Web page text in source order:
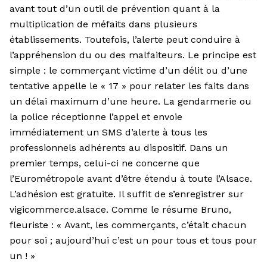
avant tout d’un outil de prévention quant à la
multiplication de méfaits dans plusieurs
établissements. Toutefois, l’alerte peut conduire à
l’appréhension du ou des malfaiteurs. Le principe est
simple : le commerçant victime d’un délit ou d’une
tentative appelle le « 17 » pour relater les faits dans
un délai maximum d’une heure. La gendarmerie ou
la police réceptionne l’appel et envoie
immédiatement un SMS d’alerte à tous les
professionnels adhérents au dispositif. Dans un
premier temps, celui-ci ne concerne que
l’Eurométropole avant d’être étendu à toute l’Alsace.
L’adhésion est gratuite. Il suffit de s’enregistrer sur
vigicommerce.alsace. Comme le résume Bruno,
fleuriste : « Avant, les commerçants, c’était chacun
pour soi ; aujourd’hui c’est un pour tous et tous pour
un ! »